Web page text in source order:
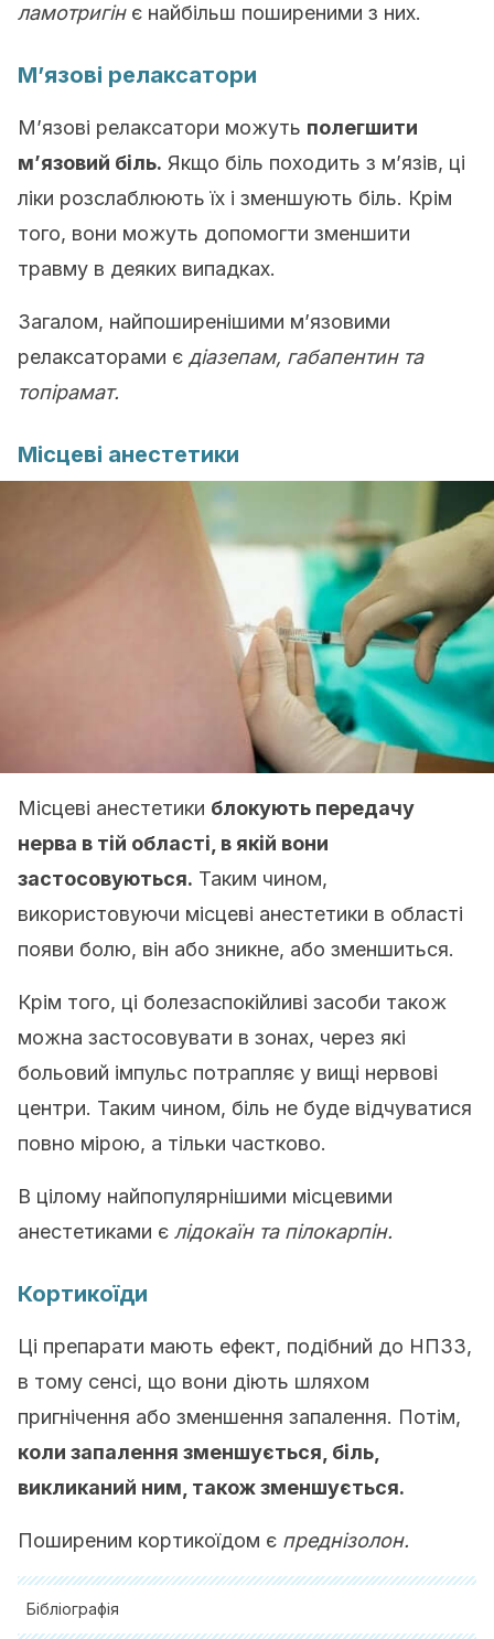
ламотригінє найбільш поширеними з них.
М’язові релаксатори
М’язові релаксатори можуть полегшити
м’язовий біль. Якщо біль походить з м’язів, ці
ліки розслаблюють їх і зменшують біль. Крім
того, вони можуть допомогти зменшити
травму в деяких випадках.
Загалом, найпоширенішими м’язовими
релаксаторами є діазепам, габапентин та
топірамат.
Місцеві анестетики
Місцеві анестетики блокують передачу
нерва в тій області, в якій вони
застосовуються. Таким чином,
використовуючи місцеві анестетики в області
появи болю, він або зникне, або зменшиться.
Крім того, ці болезаспокійливі засоби також
можна застосовувати в зонах, через які
больовий імпульс потрапляє у вищі нервові
центри. Таким чином, біль не буде відчуватися
повно мірою, а тільки частково.
В цілому найпопулярнішими місцевими
анестетиками є лідокаїн та пілокарпін.
Кортикоїди
Ці препарати мають ефект, подібний до НПЗЗ,
в тому сенсі, що вони діють шляхом
пригнічення або зменшення запалення. Потім,
коли запалення зменшується, біль,
викликаний ним, також зменшується.
Поширеним кортикоїдом є преднізолон.
Бібліографія